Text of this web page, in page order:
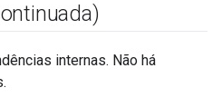
internas. Não há